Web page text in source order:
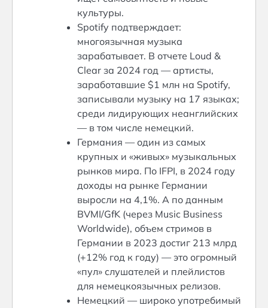
культуры.
Spotify подтверждает:
многоязычная музыка
зарабатывает. В отчете Loud &
Clear за 2024 год — артисты,
заработавшие $1 млн на Spotify,
записывали музыку на 17 языках;
среди лидирующих неанглийских
— в том числе немецкий.
Германия — один из самых
крупных и «живых» музыкальных
рынков мира. По IFPI, в 2024 году
доходы на рынке Германии
выросли на 4,1%. А по данным
BVMI/GfK (через Music Business
Worldwide), объем стримов в
Германии в 2023 достиг 213 млрд
(+12% год к году) — это огромный
«пул» слушателей и плейлистов
для немецкоязычных релизов.
Немецкий — широко употребимый